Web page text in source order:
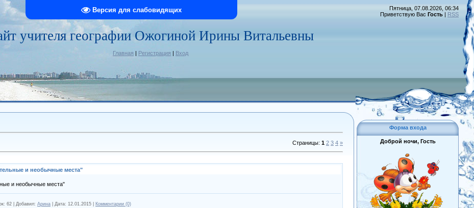
Версия для слабовидящих
учителя географии Ожогиной Ирины Витальевны
Главная | Регистрация | Вход
Пятница, 07.08.2026, 06:34
Приветствую Вас Гость | RSS
Страницы: 1 2 3 4 »
и необычные места"
и необычные места"
62 Добавил: Арина Дата: 12.01.2015 Комментарии (0)
Форма входа
Доброй ночи, Гость